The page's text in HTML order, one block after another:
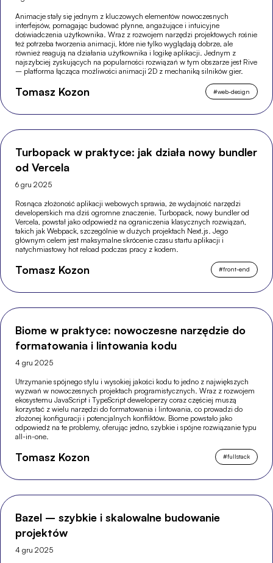
Animacje stały się jednym z kluczowych elementów nowoczesnych
interfejsów, pomagając budować płynne, angażujące i intuicyjne
doświadczenia użytkownika. Wraz z rozwojem narzędzi projektowych rośnie
też potrzeba tworzenia animacji, które nie tylko wyglądają dobrze, ale
również reagują na działania użytkownika i logikę aplikacji. Jednym z
najszybciej zyskujących na popularności rozwiązań w tym obszarze jest Rive
– platforma łącząca możliwości animacji 2D z mechaniką silników gier.
Tomasz Kozon #web-design
Turbopack w praktyce: jak działa nowy bundler
od Vercela
6 gru 2025
Rosnąca złożoność aplikacji webowych sprawia, że wydajność narzędzi
developerskich ma dziś ogromne znaczenie. Turbopack, nowy bundler od
Vercela, powstał jako odpowiedź na ograniczenia klasycznych rozwiązań,
takich jak Webpack, szczególnie w dużych projektach Next.js. Jego
głównym celem jest maksymalne skrócenie czasu startu aplikacji i
natychmiastowy hot reload podczas pracy z kodem.
Tomasz Kozon #front-end
Biome w praktyce: nowoczesne narzędzie do
formatowania i lintowania kodu
4 gru 2025
Utrzymanie spójnego stylu i wysokiej jakości kodu to jedno z największych
wyzwań w nowoczesnych projektach programistycznych. Wraz z rozwojem
ekosystemu JavaScript i TypeScript deweloperzy coraz częściej muszą
korzystać z wielu narzędzi do formatowania i lintowania, co prowadzi do
złożonej konfiguracji i potencjalnych konfliktów. Biome powstało jako
odpowiedź na te problemy, oferując jedno, szybkie i spójne rozwiązanie typu
all-in-one.
Tomasz Kozon #fullstack
Bazel – szybkie i skalowalne budowanie
projektów
4 gru 2025